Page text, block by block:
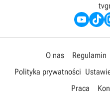
O nas Regulamin
Polityka prywatności
Praca